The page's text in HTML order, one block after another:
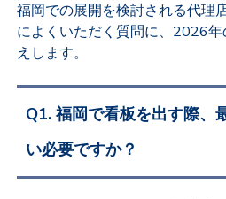
福岡での展開を検討される代理
によくいただく質問に、2026
えします。
Q1. 福岡で看板を出す際、
い必要ですか？